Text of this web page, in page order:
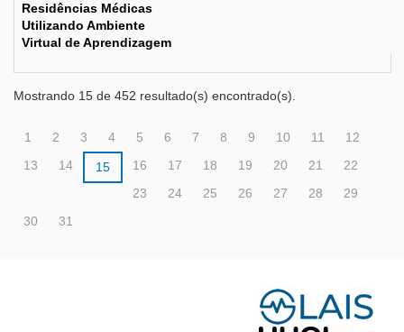
Residências Médicas
Utilizando Ambiente
Virtual de Aprendizagem
Mostrando 15 de 452 resultado(s) encontrado(s).
1 2 3 4 5 6 7 8 9 10 11
12
13
14 15 16 17 18 19 20 21
22
23
24 25 26 27 28
29
30
31